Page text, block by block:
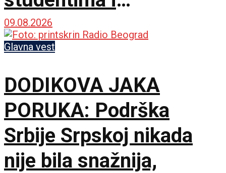
opozicijom: Neka nam
je Bog u pomoći
09.08.2026
Glavna vest
DODIKOVA JAKA
PORUKA: Podrška
Srbije Srpskoj nikada
nije bila snažnija,